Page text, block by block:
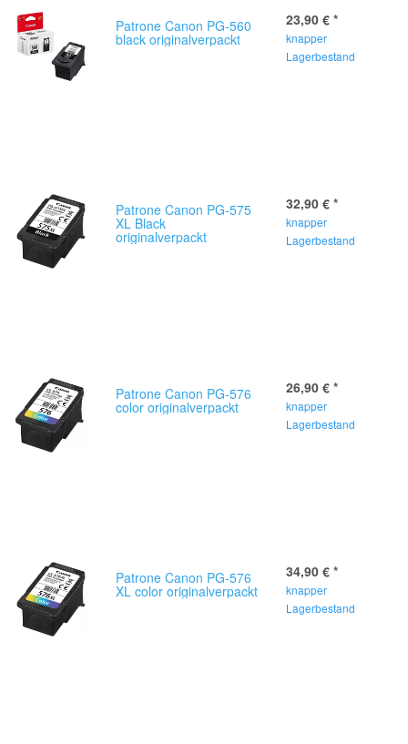
Patrone Canon PG-560
black originalverpackt
23,90 € *
knapper
Lagerbestand
Patrone Canon PG-575
XL Black
originalverpackt
32,90 € *
knapper
Lagerbestand
Patrone Canon PG-576
color originalverpackt
26,90 € *
knapper
Lagerbestand
Patrone Canon PG-576
XL color originalverpackt
34,90 € *
knapper
Lagerbestand